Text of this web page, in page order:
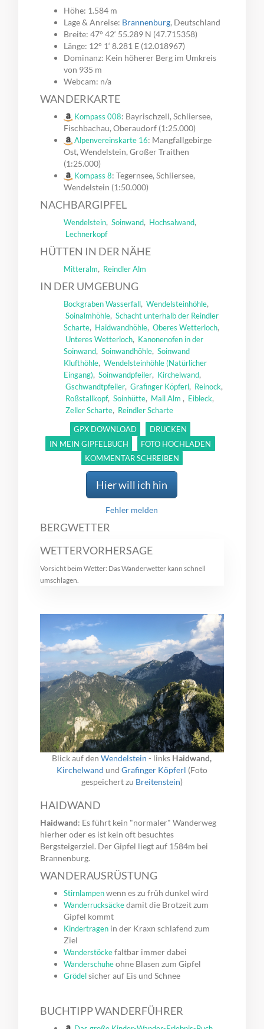
Höhe: 1.584 m
Lage & Anreise: Brannenburg, Deutschland
Breite: 47° 42‘ 55.289 N (47.715358)
Länge: 12° 1‘ 8.281 E (12.018967)
Dominanz: Kein höherer Berg im Umkreis
von 935 m
Webcam: n/a
WANDERKARTE
Kompass 008: Bayrischzell, Schliersee,
Fischbachau, Oberaudorf (1:25.000)
Alpenvereinskarte 16: Mangfallgebirge
Ost, Wendelstein, Großer Traithen
(1:25.000)
Kompass 8: Tegernsee, Schliersee,
Wendelstein (1:50.000)
NACHBARGIPFEL
Wendelstein,Soinwand, Hochsalwand,
Lechnerkopf
HÜTTEN IN DER NÄHE
Mitteralm, Reindler Alm
IN DER UMGEBUNG
Bockgraben Wasserfall,Wendelsteinhöhle,
Soinalmhöhle,Schacht unterhalb der Reindler
Scharte, Haidwandhöhle,Oberes Wetterloch,
Unteres Wetterloch, Kanonenofen in der
Soinwand,Soinwandhöhle,Soinwand
Klufthöhle,Wendelsteinhöhle (Natürlicher
Eingang),Soinwandpfeiler, Kirchelwand,
Gschwandtpfeiler,Grafinger Köpferl, Reinock,
Roßstallkopf,Soinhütte, Mail Alm , Eibleck,
Zeller Scharte, Reindler Scharte
GPX DOWNLOAD
DRUCKEN
IN MEIN GIPFELBUCH
FOTO HOCHLADEN
KOMMENTAR SCHREIBEN
Hier will ich hin
Fehler melden
BERGWETTER
WETTERVORHERSAGE
Vorsicht beim Wetter: Das Wanderwetter kann schnell
umschlagen.
Blick auf denWendelstein - links Haidwand,
Kirchelwand und Grafinger Köpferl (Foto
gespeichert zu Breitenstein)
HAIDWAND
Haidwand: Es führt kein "normaler" Wanderweg
hierher oder es ist kein oft besuchtes
Bergsteigerziel. Der Gipfel liegt auf 1584m bei
Brannenburg.
WANDERAUSRÜSTUNG
Stirnlampenwenn es zu früh dunkel wird
Wanderrucksäckedamit die Brotzeit zum
Gipfel kommt
Kindertragen in der Kraxn schlafend zum
Ziel
Wanderstöckefaltbar immer dabei
Wanderschuheohne Blasen zum Gipfel
Grödelsicher auf Eis und Schnee
BUCHTIPP WANDERFÜHRER